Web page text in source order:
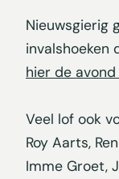
Nieuwsgierig
invalshoeken
hier de
Veel lof ook
Roy Aarts,
Imme Groet,